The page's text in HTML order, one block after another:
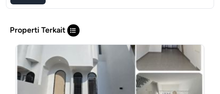
Properti Terkait